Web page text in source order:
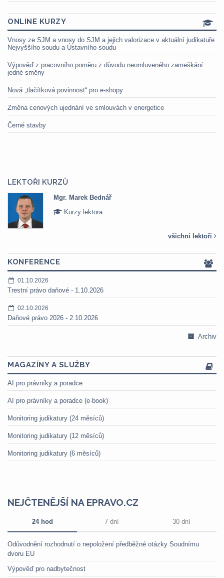
ONLINE KURZY
Vnosy ze SJM a vnosy do SJM a jejich valorizace v aktuální judikatuře
Nejvyššího soudu a Ústavního soudu
Výpověď z pracovního poměru z důvodu neomluveného zameškání
jedné směny
Nová „tlačítková povinnost“ pro e-shopy
Změna cenových ujednání ve smlouvách v energetice
Černé stavby
LEKTOŘI KURZŮ
Mgr. Marek Bednář
Kurzy lektora
všichni lektoři
KONFERENCE
01.10.2026
Trestní právo daňové - 1.10.2026
02.10.2026
Daňové právo 2026 - 2.10.2026
Archiv
MAGAZÍNY A SLUŽBY
AI pro právníky a poradce
AI pro právníky a poradce (e-book)
Monitoring judikatury (24 měsíců)
Monitoring judikatury (12 měsíců)
Monitoring judikatury (6 měsíců)
NEJČTENĚJŠÍ NA EPRAVO.CZ
24 hod 7 dní 30 dní
Odůvodnění rozhodnutí o nepoložení předběžné otázky Soudnímu
dvoru EU
Výpověď pro nadbytečnost